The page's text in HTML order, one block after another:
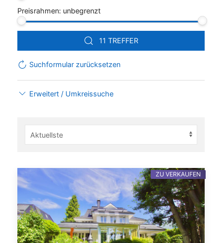
Preisrahmen: unbegrenzt
11 TREFFER
Suchformular zurücksetzen
Erweitert / Umkreissuche
ZU VERKAUFEN